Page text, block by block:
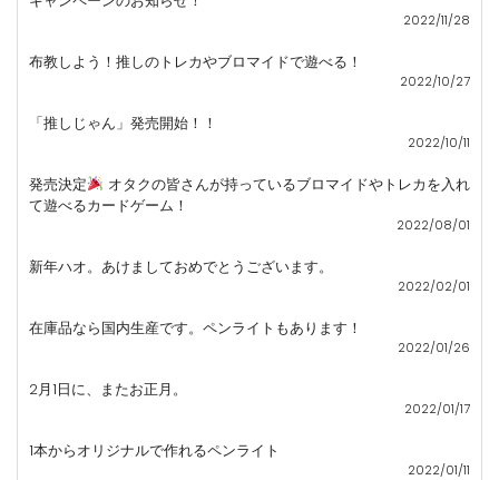
2022/11/28
布教しよう！推しのトレカやブロマイドで遊べる！
2022/10/27
「推しじゃん」発売開始！！
2022/10/11
発売決定
オタクの皆さんが持っているブロマイドやトレカを入れ
て遊べるカードゲーム！
2022/08/01
新年ハオ。あけましておめでとうございます。
2022/02/01
在庫品なら国内生産です。ペンライトもあります！
2022/01/26
2月1日に、またお正月。
2022/01/17
1本からオリジナルで作れるペンライト
2022/01/11